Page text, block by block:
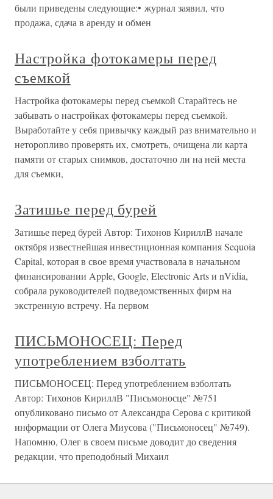
были приведены следующие:• журнал заявил, что
продажа, сдача в аренду и обмен
Настройка фотокамеры перед
съемкой
Настройка фотокамеры перед съемкой Старайтесь не
забывать о настройках фотокамеры перед съемкой.
Выработайте у себя привычку каждый раз внимательно и
неторопливо проверять их, смотреть, очищена ли карта
памяти от старых снимков, достаточно ли на ней места
для съемки,
Затишье перед бурей
Затишье перед бурей Автор: Тихонов КириллВ начале
октября известнейшая инвестиционная компания Sequoia
Capital, которая в свое время участвовала в начальном
финансировании Apple, Google, Electronic Arts и nVidia,
собрала руководителей подведомственных фирм на
экстренную встречу. На первом
ПИСЬМОНОСЕЦ: Перед
употреблением взболтать
ПИСЬМОНОСЕЦ: Перед употреблением взболтать
Автор: Тихонов КириллВ "Письмоносце" №751
опубликовано письмо от Александра Серова с критикой
информации от Олега Миусова ("Письмоносец" №749).
Напомню, Олег в своем письме доводит до сведения
редакции, что преподобный Михаил